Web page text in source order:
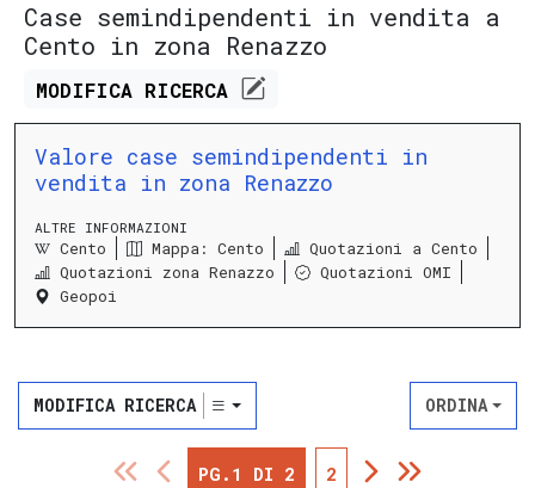
Case semindipendenti in vendita a
Cento in zona Renazzo
MODIFICA RICERCA
Valore case semindipendenti in
vendita in zona Renazzo
ALTRE INFORMAZIONI
Cento Mappa: Cento
Quotazioni a Cento
Quotazioni zona Renazzo
Quotazioni OMI
Geopoi
MODIFICA RICERCA ORDINA
PG.1 DI 2 2